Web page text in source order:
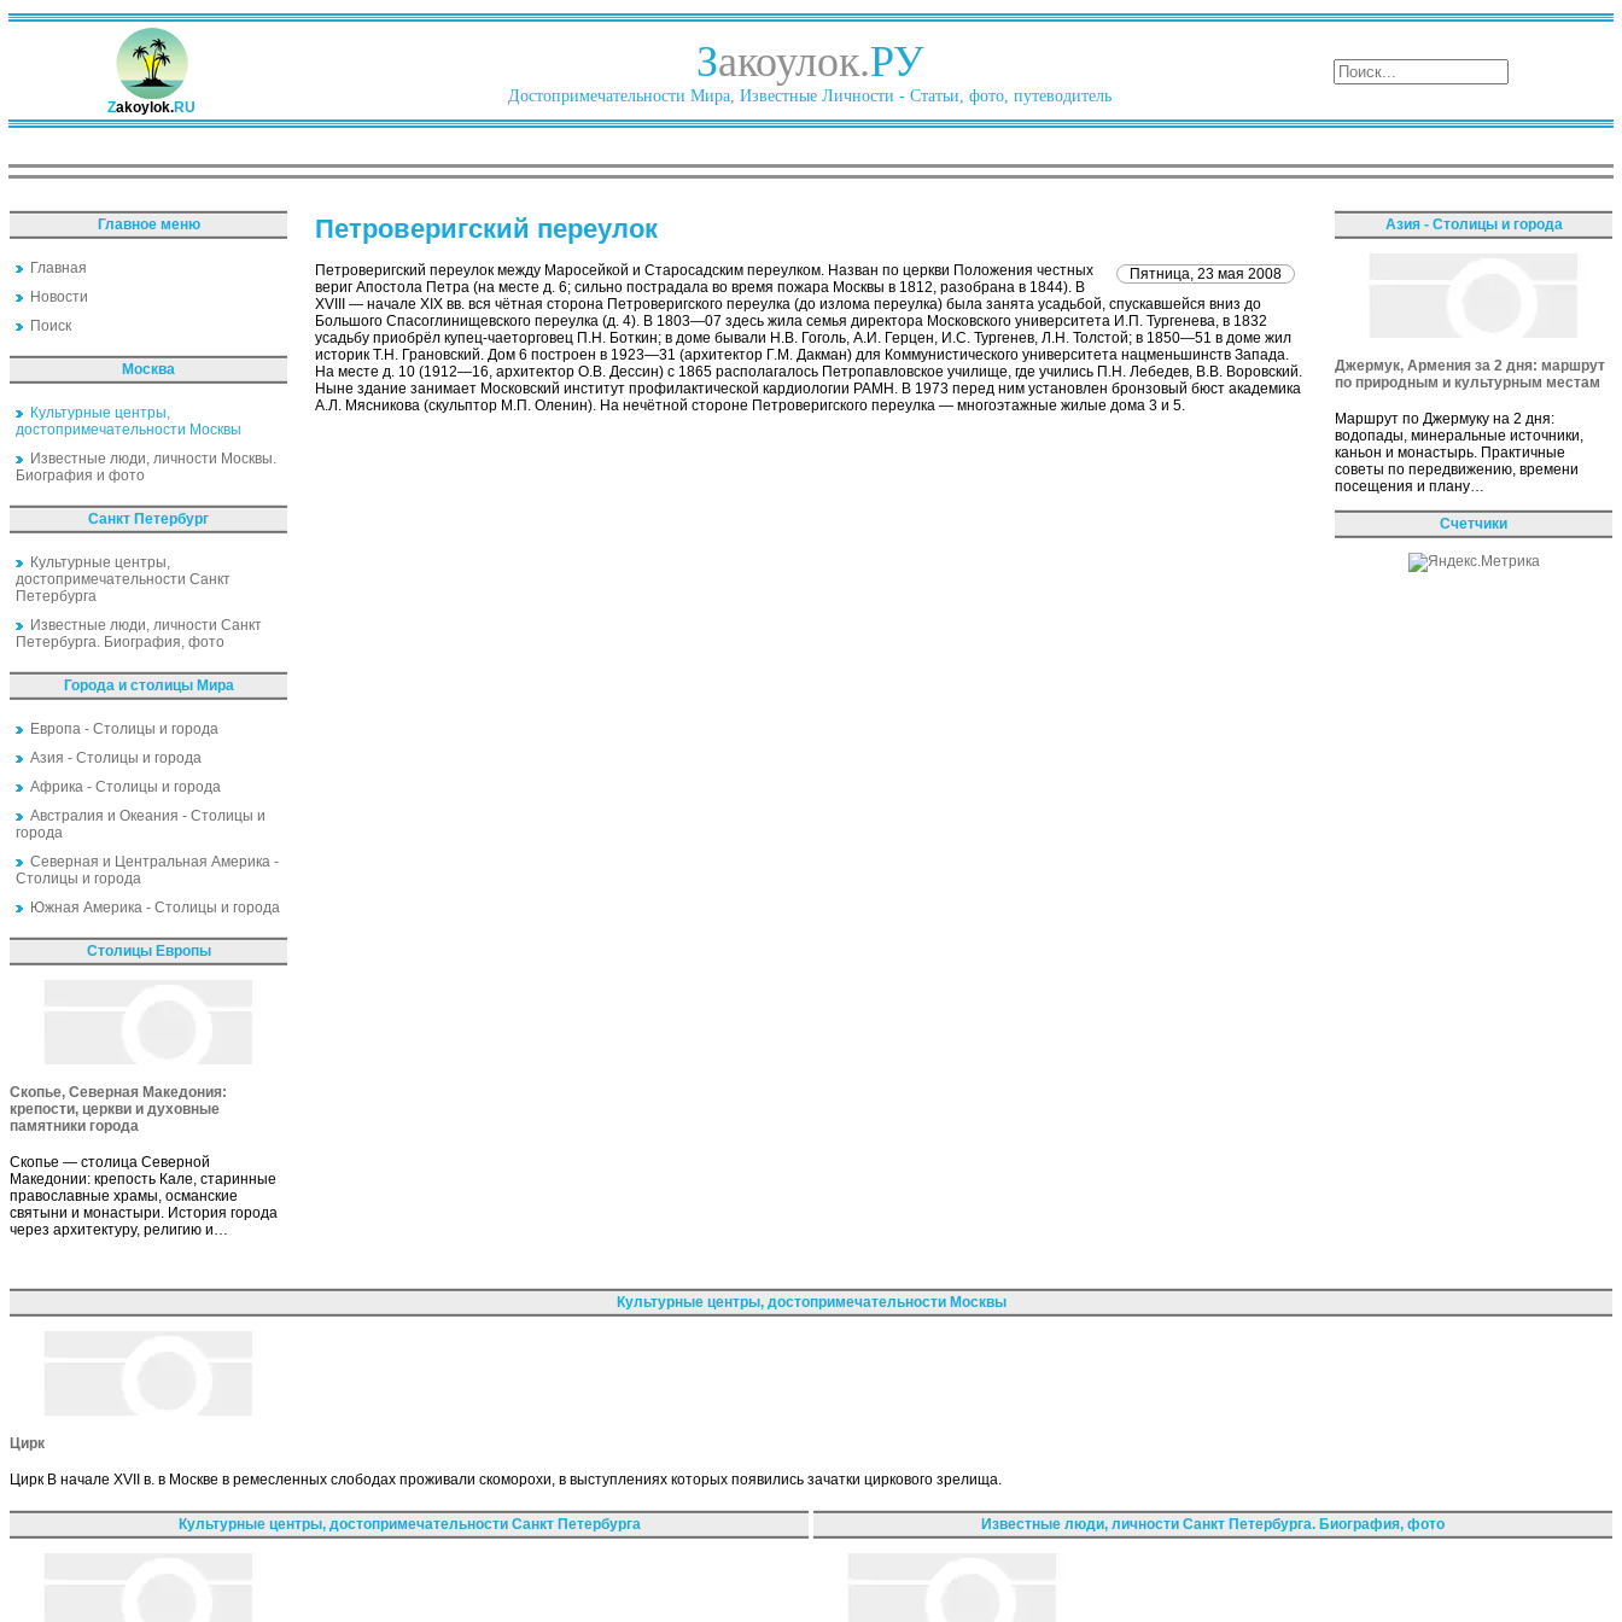
Zakoylok.RU
Закоулок.РУ
Достопримечательности Мира, Известные Личности - Статьи, фото, путеводитель
Главное меню
Главная
Новости
Поиск
Москва
Культурные центры,
достопримечательности Москвы
Известные люди, личности Москвы.
Биография и фото
Санкт Петербург
Культурные центры,
достопримечательности Санкт
Петербурга
Известные люди, личности Санкт
Петербурга. Биография, фото
Города и столицы Мира
Европа - Столицы и города
Азия - Столицы и города
Африка - Столицы и города
Австралия и Океания - Столицы и
города
Северная и Центральная Америка -
Столицы и города
Южная Америка - Столицы и города
Столицы Европы
Скопье, Северная Македония:
крепости, церкви и духовные
памятники города
Скопье — столица Северной
Македонии: крепость Кале, старинные
православные храмы, османские
святыни и монастыри. История города
через архитектуру, религию и…
Петроверигский переулок
Пятница, 23 мая 2008
Петроверигский переулок между Маросейкой и Старосадским переулком. Назван по церкви Положения честных
вериг Апостола Петра (на месте д. 6; сильно пострадала во время пожара Москвы в 1812, разобрана в 1844). В
XVIII — начале XIX вв. вся чётная сторона Петроверигского переулка (до излома переулка) была занята усадьбой, спускавшейся вниз до
Большого Спасоглинищевского переулка (д. 4). В 1803—07 здесь жила семья директора Московского университета И.П. Тургенева, в 1832
усадьбу приобрёл купец-чаеторговец П.Н. Боткин; в доме бывали Н.В. Гоголь, А.И. Герцен, И.С. Тургенев, Л.Н. Толстой; в 1850—51 в доме жил
историк Т.Н. Грановский. Дом 6 построен в 1923—31 (архитектор Г.М. Дакман) для Коммунистического университета нацменьшинств Запада.
На месте д. 10 (1912—16, архитектор О.В. Дессин) с 1865 располагалось Петропавловское училище, где учились П.Н. Лебедев, В.В. Воровский.
Ныне здание занимает Московский институт профилактической кардиологии РАМН. В 1973 перед ним установлен бронзовый бюст академика
А.Л. Мясникова (скульптор М.П. Оленин). На нечётной стороне Петроверигского переулка — многоэтажные жилые дома 3 и 5.
Азия - Столицы и города
Джермук, Армения за 2 дня: маршрут
по природным и культурным местам
Маршрут по Джермуку на 2 дня:
водопады, минеральные источники,
каньон и монастырь. Практичные
советы по передвижению, времени
посещения и плану…
Счетчики
Культурные центры, достопримечательности Москвы
Цирк
Цирк В начале XVII в. в Москве в ремесленных слободах проживали скоморохи, в выступлениях которых появились зачатки циркового зрелища.
Культурные центры, достопримечательности Санкт Петербурга Известные люди, личности Санкт Петербурга. Биография, фото